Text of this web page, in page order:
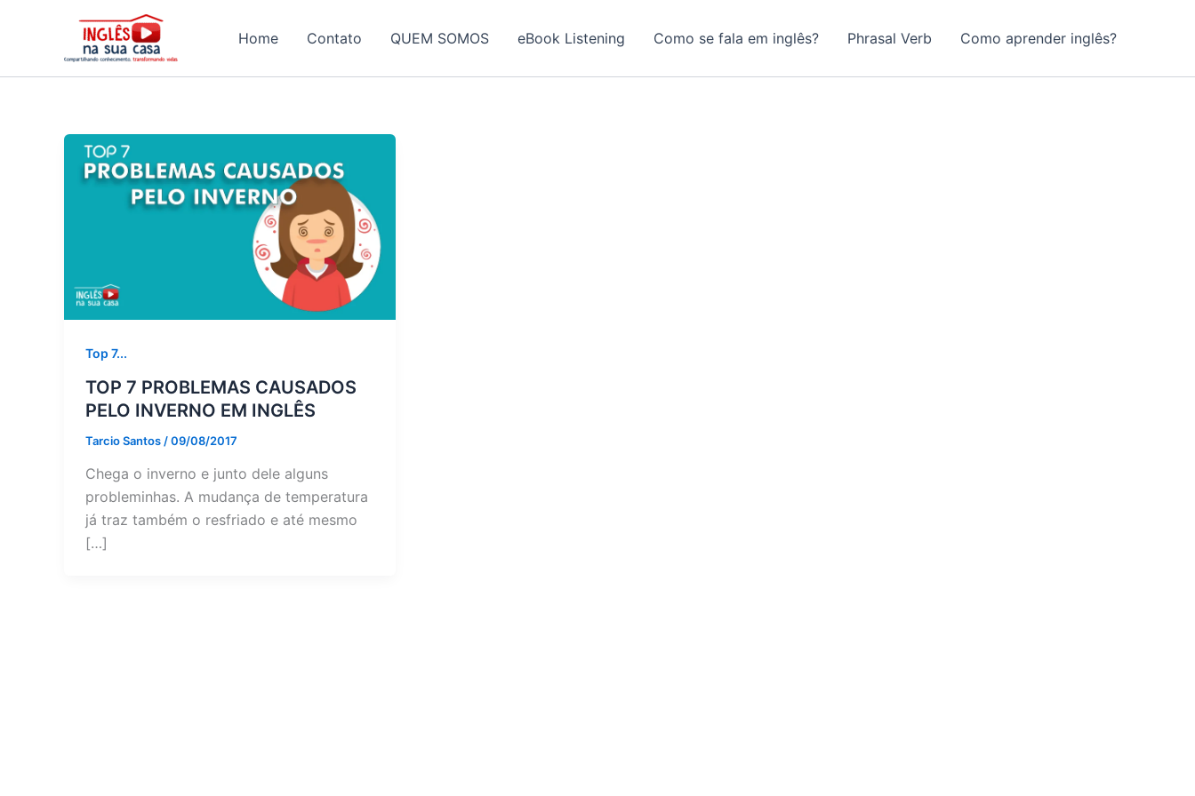
conteúdo
Home Contato QUEM SOMOS eBook Listening Como se fala em inglês? Phrasal Verb Como aprender inglês?
Top 7...
TOP 7 PROBLEMAS CAUSADOS
PELO INVERNO EM INGLÊS
Tarcio Santos /09/08/2017
Chega o inverno e junto dele alguns
probleminhas. A mudança de temperatura
já traz também o resfriado e até mesmo
[…]